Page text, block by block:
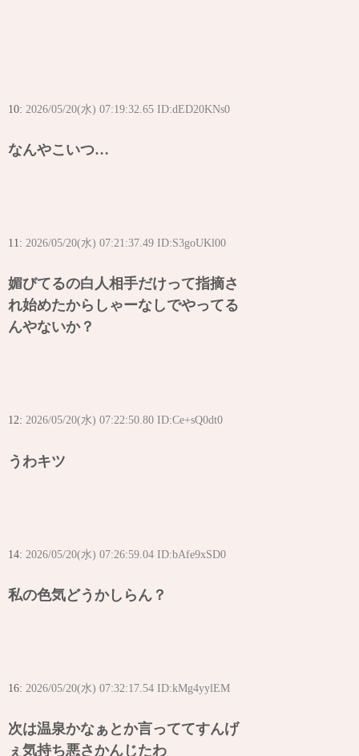
10: 2026/05/20(水) 07:19:32.65 ID:dED20KNs0
なんやこいつ…
11: 2026/05/20(水) 07:21:37.49 ID:S3goUKl00
媚びてるの白人相手だけって指摘さ
れ始めたからしゃーなしでやってる
んやないか？
12:2026/05/20(水) 07:22:50.80 ID:Ce+sQ0dt0
うわキツ
14: 2026/05/20(水) 07:26:59.04 ID:bAfe9xSD0
私の色気どうかしらん？
16:2026/05/20(水) 07:32:17.54 ID:kMg4yylEM
次は温泉かなぁとか言っててすんげ
ぇ気持ち悪さかんじたわ